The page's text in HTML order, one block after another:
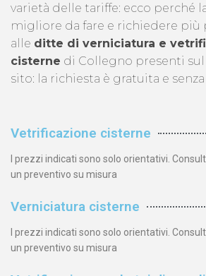
varietà delle tariffe: ecco perché
migliore da fare e richiedere più
alle ditte di verniciatura e
cisterne di Collegno presenti
sito: la richiesta è gratuita e
Vetrificazione cisterne
I prezzi indicati sono solo orientativi.
un preventivo su misura
Verniciatura cisterne
I prezzi indicati sono solo orientativi.
un preventivo su misura